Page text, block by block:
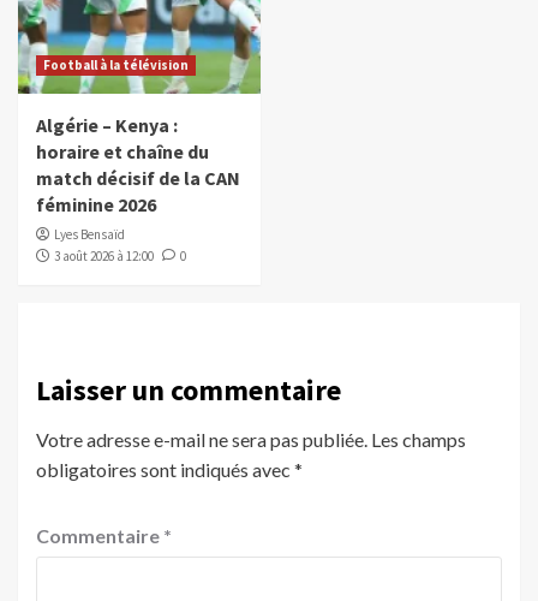
Football à la télévision
Algérie – Kenya :
horaire et chaîne du
match décisif de la CAN
féminine 2026
Lyes Bensaïd
3 août 2026 à 12:00
0
Laisser un commentaire
Votre adresse e-mail ne sera pas publiée. Les champs
obligatoires sont indiqués avec *
Commentaire *